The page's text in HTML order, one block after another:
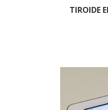
TIROIDE